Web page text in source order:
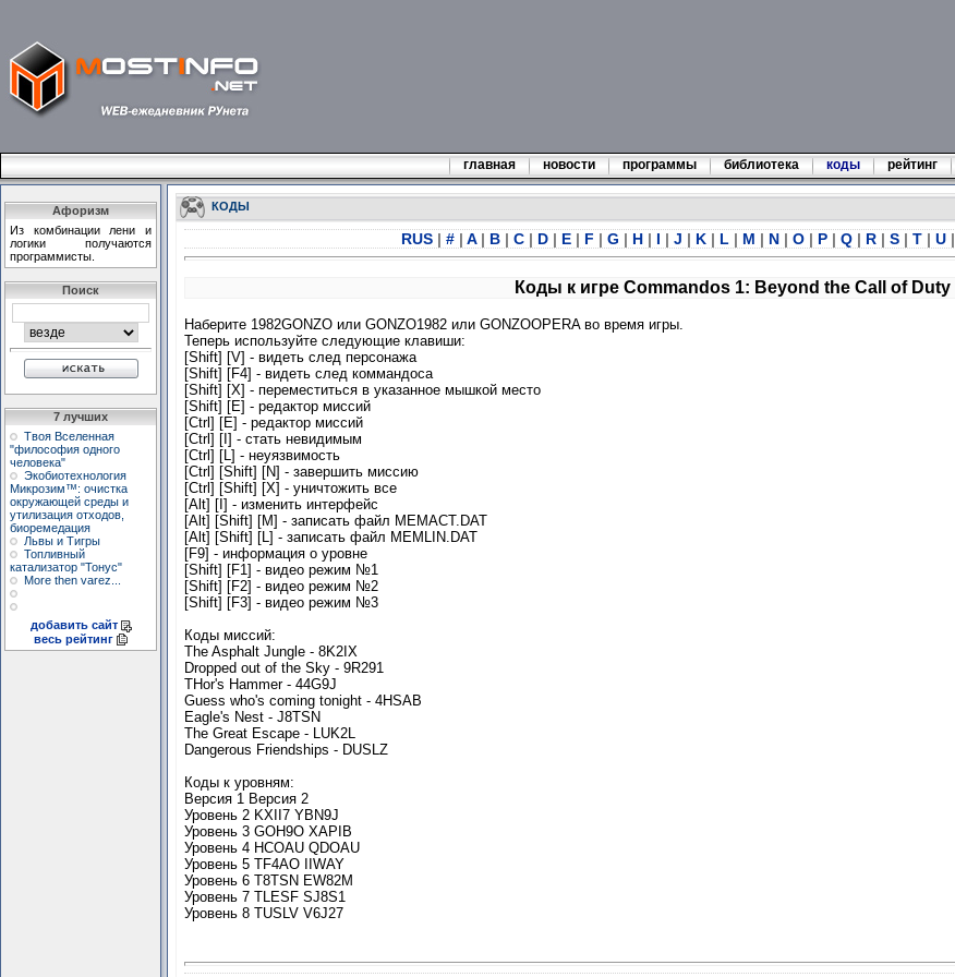
главная новости программы библиотека коды рейтинг
Афоризм
Из комбинации лени и
логики получаются
программисты.
Поиск
7 лучших
Твоя Вселенная
"философия одного
человека"
Экобиотехнология
Микрозим™: очистка
окружающей среды и
утилизация отходов,
биоремедация
Львы и Тигры
Топливный
катализатор "Тонус"
More then varez...
добавить сайт
весь рейтинг
КОДЫ
RUS | # | A | B | C | D | E | F | G | H | I | J | K | L | M | N | O | P | Q | R | S | T | U |
Коды к игре Commandos 1: Beyond the Call of Duty
Наберите 1982GONZO или GONZO1982 или GONZOOPERA во время игры.
Теперь используйте следующие клавиши:
[Shift] [V] - видеть след персонажа
[Shift] [F4] - видеть след коммандоса
[Shift] [X] - переместиться в указанное мышкой место
[Shift] [E] - редактор миссий
[Ctrl] [E] - редактор миссий
[Ctrl] [I] - стать невидимым
[Ctrl] [L] - неуязвимость
[Ctrl] [Shift] [N] - завершить миссию
[Ctrl] [Shift] [X] - уничтожить все
[Alt] [I] - изменить интерфейс
[Alt] [Shift] [M] - записать файл MEMACT.DAT
[Alt] [Shift] [L] - записать файл MEMLIN.DAT
[F9] - информация о уровне
[Shift] [F1] - видео режим №1
[Shift] [F2] - видео режим №2
[Shift] [F3] - видео режим №3
Коды миссий:
The Asphalt Jungle - 8K2IX
Dropped out of the Sky - 9R291
THor's Hammer - 44G9J
Guess who's coming tonight - 4HSAB
Eagle's Nest - J8TSN
The Great Escape - LUK2L
Dangerous Friendships - DUSLZ
Коды к уровням:
Версия 1 Версия 2
Уровень 2 KXII7 YBN9J
Уровень 3 GOH9O XAPIB
Уровень 4 HCOAU QDOAU
Уровень 5 TF4AO IIWAY
Уровень 6 T8TSN EW82M
Уровень 7 TLESF SJ8S1
Уровень 8 TUSLV V6J27